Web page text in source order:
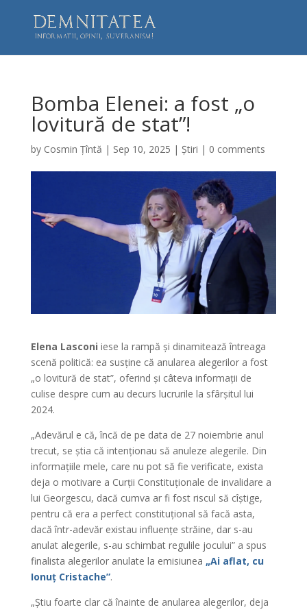
Bomba Elenei: a fost „o
lovitură de stat”!
by Cosmin Țîntă | Sep 10, 2025 | Știri | 0 comments
Elena Lasconi iese la rampă și dinamitează întreaga
scenă politică: ea susține că anularea alegerilor a fost
„o lovitură de stat”, oferind și câteva informații de
culise despre cum au decurs lucrurile la sfârșitul lui
2024.
„Adevărul e că, încă de pe data de 27 noiembrie anul
trecut, se știa că intenționau să anuleze alegerile. Din
informațiile mele, care nu pot să fie verificate, exista
deja o motivare a Curții Constituționale de invalidare a
lui Georgescu, dacă cumva ar fi fost riscul să cîștige,
pentru că era a perfect constituțional să facă asta,
dacă într-adevăr existau influențe străine, dar s-au
anulat alegerile, s-au schimbat regulile jocului” a spus
finalista alegerilor anulate la emisiunea „Ai aflat, cu
Ionuț Cristache”.
„Știu foarte clar că înainte de anularea alegerilor, deja